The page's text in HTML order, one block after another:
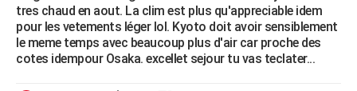
tres chaud en aout. La clim est plus qu'appreciable idem
pour les vetements léger lol. Kyoto doit avoir sensiblement
le meme temps avec beaucoup plus d'air car proche des
cotes idempour Osaka. excellet sejour tu vas teclater...